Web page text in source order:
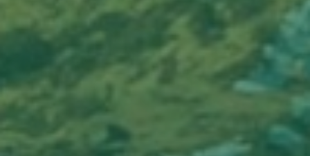
только лучшие места, вдохновленные Greenfield